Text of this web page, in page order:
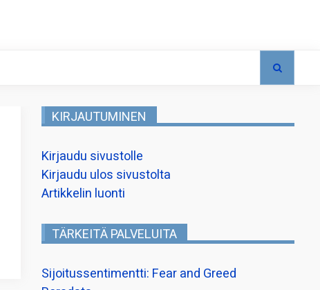
KIRJAUTUMINEN
Kirjaudu sivustolle
Kirjaudu ulos sivustolta
Artikkelin luonti
TÄRKEITÄ PALVELUITA
Sijoitussentimentti: Fear and Greed